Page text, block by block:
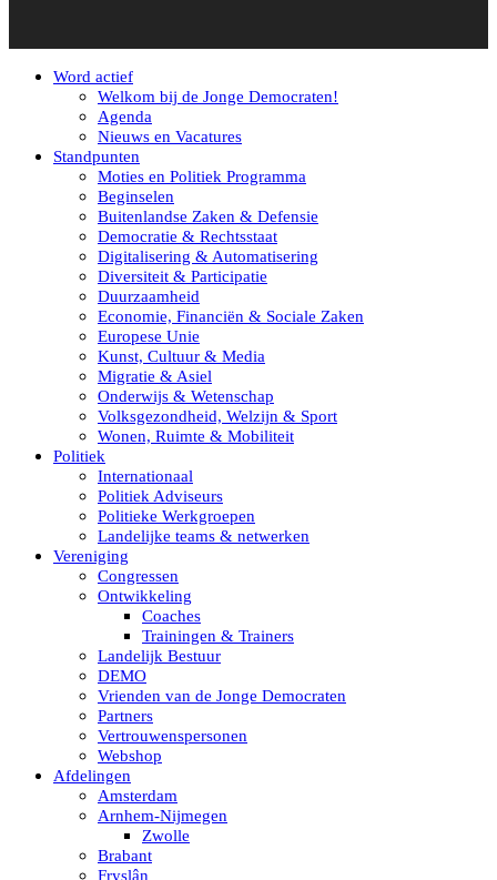
Word actief
Welkom bij de Jonge Democraten!
Agenda
Nieuws en Vacatures
Standpunten
Moties en Politiek Programma
Beginselen
Buitenlandse Zaken & Defensie
Democratie & Rechtsstaat
Digitalisering & Automatisering
Diversiteit & Participatie
Duurzaamheid
Economie, Financiën & Sociale Zaken
Europese Unie
Kunst, Cultuur & Media
Migratie & Asiel
Onderwijs & Wetenschap
Volksgezondheid, Welzijn & Sport
Wonen, Ruimte & Mobiliteit
Politiek
Internationaal
Politiek Adviseurs
Politieke Werkgroepen
Landelijke teams & netwerken
Vereniging
Congressen
Ontwikkeling
Coaches
Trainingen & Trainers
Landelijk Bestuur
DEMO
Vrienden van de Jonge Democraten
Partners
Vertrouwenspersonen
Webshop
Afdelingen
Amsterdam
Arnhem-Nijmegen
Zwolle
Brabant
Fryslân